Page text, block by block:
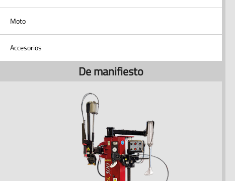
Moto
Accesorios
De manifiesto